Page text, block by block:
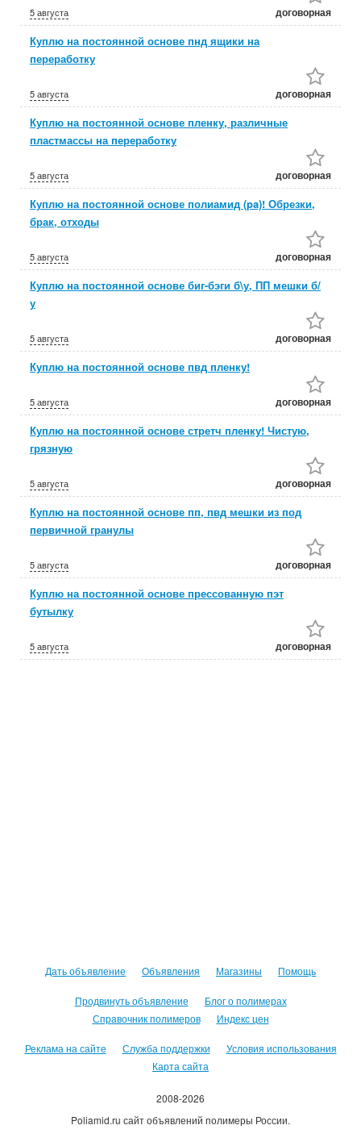
5 августа договорная
Куплю на постоянной основе пнд ящики на
переработку
5 августа договорная
Куплю на постоянной основе пленку, различные
пластмассы на переработку
5 августа договорная
Куплю на постоянной основе полиамид (pa)! Обрезки,
брак, отходы
5 августа договорная
Куплю на постоянной основе биг-бэги б\у, ПП мешки б/
у
5 августа договорная
Куплю на постоянной основе пвд пленку!
5 августа договорная
Куплю на постоянной основе стретч пленку! Чистую,
грязную
5 августа договорная
Куплю на постоянной основе пп, пвд мешки из под
первичной гранулы
5 августа договорная
Куплю на постоянной основе прессованную пэт
бутылку
5 августа договорная
Дать объявление Объявления Магазины Помощь
Продвинуть объявление
Блог о полимерах
Справочник полимеров
Индекс цен
Реклама на сайте Служба поддержки
Условия использования
Карта сайта
2008-2026
Poliamid.ru сайт объявлений полимеры России.